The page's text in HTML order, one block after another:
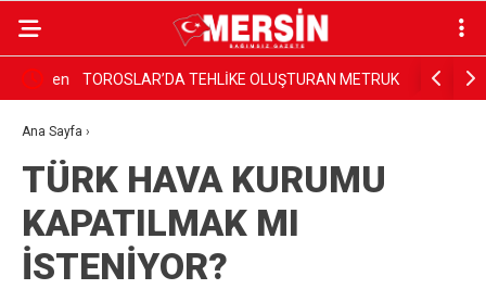
TOROSLAR’DA TEHLİKE OLUŞTURAN METRUK
BİNALAR TEK TEK YIKILIYOR
TÜM
Ana Sayfa ›
TÜRK HAVA KURUMU
KAPATILMAK MI
İSTENİYOR?